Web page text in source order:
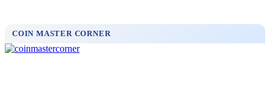
COIN MASTER CORNER